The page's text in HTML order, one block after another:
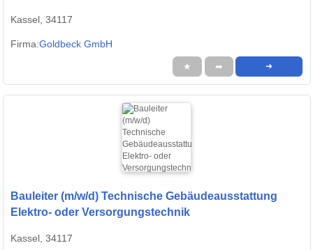
Kassel, 34117
Firma:Goldbeck GmbH
★ ➦ ➜
Bauleiter (m/w/d) Technische Gebäudeausstattung
Elektro- oder Versorgungstechnik
Kassel, 34117